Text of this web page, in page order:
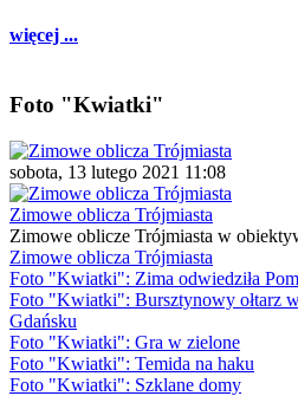
więcej ...
Foto "Kwiatki"
sobota, 13 lutego 2021 11:08
Zimowe oblicza Trójmiasta
Zimowe oblicze Trójmiasta w
Zimowe oblicza Trójmiasta
Foto "Kwiatki": Zima odwiedziła
Foto "Kwiatki": Bursztynowy ołtarz
Gdańsku
Foto "Kwiatki": Gra w zielone
Foto "Kwiatki": Temida na haku
Foto "Kwiatki": Szklane domy